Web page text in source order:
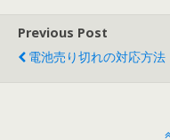
Previous Post
電池売り切れの対応方法